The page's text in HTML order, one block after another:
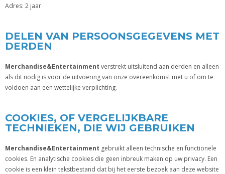
Adres: 2 jaar
DELEN VAN PERSOONSGEGEVENS MET
DERDEN
Merchandise&Entertainment verstrekt uitsluitend aan derden en alleen
als dit nodig is voor de uitvoering van onze overeenkomst met u of om te
voldoen aan een wettelijke verplichting.
COOKIES, OF VERGELIJKBARE
TECHNIEKEN, DIE WIJ GEBRUIKEN
Merchandise&Entertainment gebruikt alleen technische en functionele
cookies. En analytische cookies die geen inbreuk maken op uw privacy. Een
cookie is een klein tekstbestand dat bij het eerste bezoek aan deze website